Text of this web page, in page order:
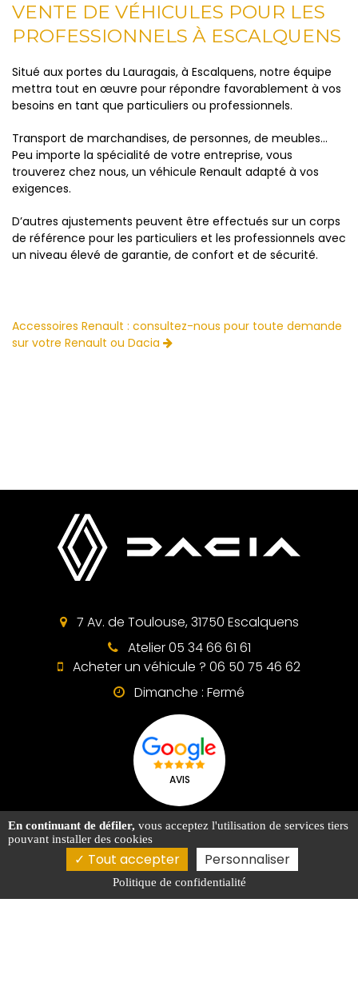
VENTE DE VÉHICULES POUR LES
PROFESSIONNELS À ESCALQUENS
Situé aux portes du Lauragais, à Escalquens, notre équipe
mettra tout en œuvre pour répondre favorablement à vos
besoins en tant que particuliers ou professionnels.
Transport de marchandises, de personnes, de meubles…
Peu importe la spécialité de votre entreprise, vous
trouverez chez nous, un véhicule Renault adapté à vos
exigences.
D’autres ajustements peuvent être effectués sur un corps
de référence pour les particuliers et les professionnels avec
un niveau élevé de garantie, de confort et de sécurité.
Accessoires Renault : consultez-nous pour toute demande
sur votre Renault ou Dacia
7 Av. de Toulouse, 31750 Escalquens
Atelier 05 34 66 61 61
Acheter un véhicule ? 06 50 75 46 62
Dimanche : Fermé
AVIS
Activités
Garage auto Saint-Orens-de-Gameville
Vendeur de voiture Toulouse
Garage auto Toulouse
Concessionnaire Renault Toulouse
Spécialiste de voitures électriques Toulouse
En continuant de défiler, vous acceptez l'utilisation de services tiers
pouvant installer des cookies
Tout accepter Personnaliser
Politique de confidentialité